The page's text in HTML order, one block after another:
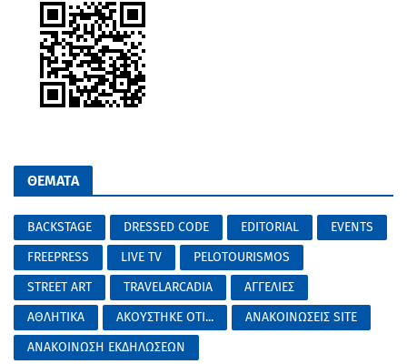
ΘΕΜΑΤΑ
BACKSTAGE DRESSED CODE EDITORIAL
EVENTS
FREEPRESS
LIVE TV
PELOTOURISMOS
STREET ART
TRAVELARCADIA
ΑΓΓΕΛΙΕΣ
ΑΘΛΗΤΙΚΑ
ΑΚΟΥΣΤΗΚΕ ΟΤΙ...
ΑΝΑΚΟΙΝΩΣΕΙΣ SITE
ΑΝΑΚΟΙΝΩΣΗ ΕΚΔΗΛΩΣΕΩΝ